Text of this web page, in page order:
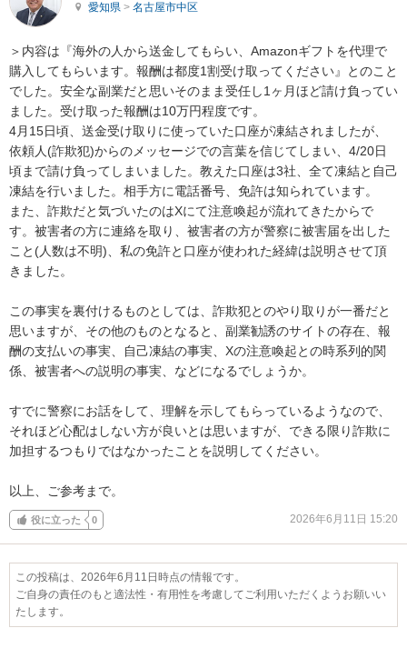
愛知県 > 名古屋市中区
＞内容は『海外の人から送金してもらい、Amazonギフトを代理で
購入してもらいます。報酬は都度1割受け取ってください』とのこと
でした。安全な副業だと思いそのまま受任し1ヶ月ほど請け負ってい
ました。受け取った報酬は10万円程度です。
4月15日頃、送金受け取りに使っていた口座が凍結されましたが、
依頼人(詐欺犯)からのメッセージでの言葉を信じてしまい、4/20日
頃まで請け負ってしまいました。教えた口座は3社、全て凍結と自己
凍結を行いました。相手方に電話番号、免許は知られています。
また、詐欺だと気づいたのはXにて注意喚起が流れてきたからで
す。被害者の方に連絡を取り、被害者の方が警察に被害届を出した
こと(人数は不明)、私の免許と口座が使われた経緯は説明させて頂
きました。
この事実を裏付けるものとしては、詐欺犯とのやり取りが一番だと
思いますが、その他のものとなると、副業勧誘のサイトの存在、報
酬の支払いの事実、自己凍結の事実、Xの注意喚起との時系列的関
係、被害者への説明の事実、などになるでしょうか。
すでに警察にお話をして、理解を示してもらっているようなので、
それほど心配はしない方が良いとは思いますが、できる限り詐欺に
加担するつもりではなかったことを説明してください。
以上、ご参考まで。
役に立った 0 2026年6月11日 15:20
この投稿は、2026年6月11日時点の情報です。
ご自身の責任のもと適法性・有用性を考慮してご利用いただくようお願いい
たします。